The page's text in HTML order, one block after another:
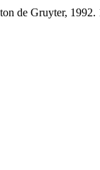
de Gruyter, 1992.